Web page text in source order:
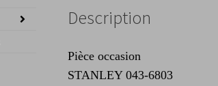
Description
Pièce occasion
STANLEY 043-6803